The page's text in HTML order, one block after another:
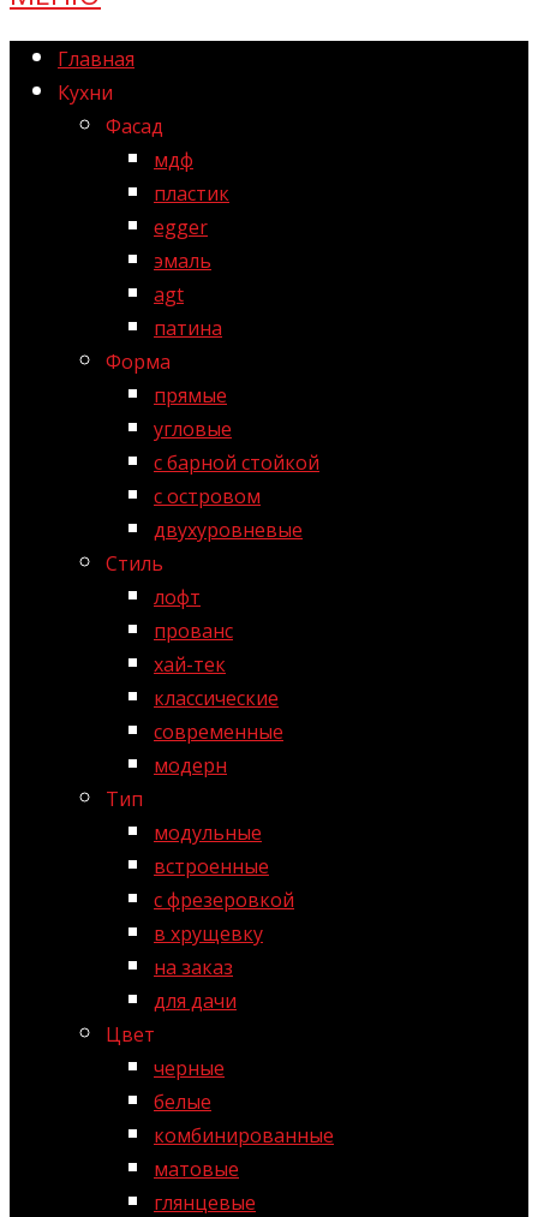
Главная
Кухни
Фасад
мдф
пластик
egger
эмаль
agt
патина
Форма
прямые
угловые
с барной стойкой
с островом
двухуровневые
Стиль
лофт
прованс
хай-тек
классические
современные
модерн
Тип
модульные
встроенные
с фрезеровкой
в хрущевку
на заказ
для дачи
Цвет
черные
белые
комбинированные
матовые
глянцевые